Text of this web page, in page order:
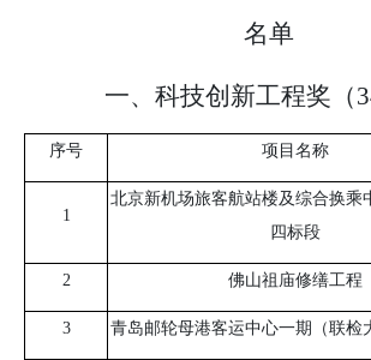
名单
一、科技创新工程奖（
序号 项目名称
1
北京新机场旅客航站楼及综合换乘
四标段
2 佛山祖庙修缮工程
3 青岛邮轮母港客运中心一期（联检